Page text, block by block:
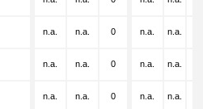
n.a. n.a. 0 n.a. n.a.
n.a. n.a. 0 n.a. n.a.
n.a. n.a. 0 n.a. n.a.